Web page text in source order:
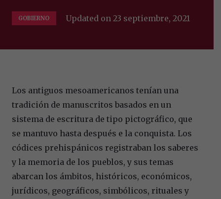
GOBIERNO Updated on23 septiembre, 2021
Los antiguos mesoamericanos tenían una
tradición de manuscritos basados en un
sistema de escritura de tipo pictográfico, que
se mantuvo hasta después e la conquista. Los
códices prehispánicos registraban los saberes
y la memoria de los pueblos, y sus temas
abarcan los ámbitos, históricos, económicos,
jurídicos, geográficos, simbólicos, rituales y